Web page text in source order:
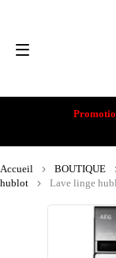
Accueil BOUTIQUE
hublot
Lave linge